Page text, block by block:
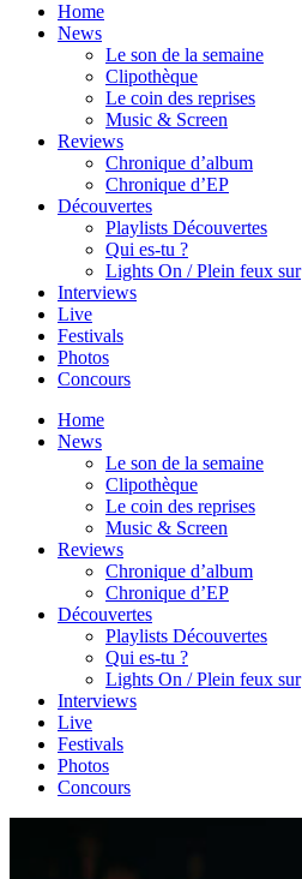
Home
News
Le son de la semaine
Clipothèque
Le coin des reprises
Music & Screen
Reviews
Chronique d’album
Chronique d’EP
Découvertes
Playlists Découvertes
Qui es-tu ?
Lights On / Plein feux sur
Interviews
Live
Festivals
Photos
Concours
Home
News
Le son de la semaine
Clipothèque
Le coin des reprises
Music & Screen
Reviews
Chronique d’album
Chronique d’EP
Découvertes
Playlists Découvertes
Qui es-tu ?
Lights On / Plein feux sur
Interviews
Live
Festivals
Photos
Concours